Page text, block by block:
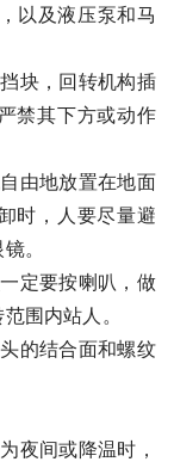
以及液压泵和马
块，回转机构插
禁其下方或动作
由地放置在地面
时，人要尽量避
。
定要按喇叭，做
围内站人。
的结合面和螺纹
夜间或降温时，